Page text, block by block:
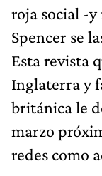
roja social -
Spencer se
Esta revista
Inglaterra y
británica le
marzo
redes como